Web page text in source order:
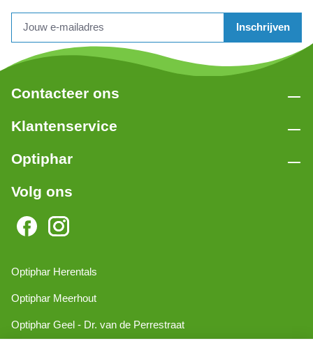
Inschrijven
Contacteer ons
Klantenservice
Optiphar
Volg ons
Optiphar Herentals
Optiphar Meerhout
Optiphar Geel - Dr. van de Perrestraat